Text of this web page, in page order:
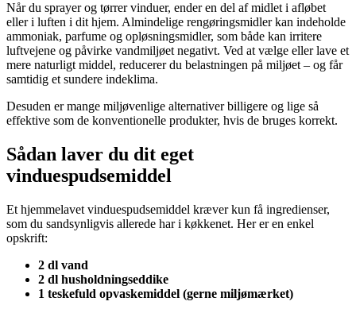
Når du sprayer og tørrer vinduer, ender en del af midlet i afløbet
eller i luften i dit hjem. Almindelige rengøringsmidler kan indeholde
ammoniak, parfume og opløsningsmidler, som både kan irritere
luftvejene og påvirke vandmiljøet negativt. Ved at vælge eller lave et
mere naturligt middel, reducerer du belastningen på miljøet – og får
samtidig et sundere indeklima.
Desuden er mange miljøvenlige alternativer billigere og lige så
effektive som de konventionelle produkter, hvis de bruges korrekt.
Sådan laver du dit eget
vinduespudsemiddel
Et hjemmelavet vinduespudsemiddel kræver kun få ingredienser,
som du sandsynligvis allerede har i køkkenet. Her er en enkel
opskrift:
2 dl vand
2 dl husholdningseddike
1 teskefuld opvaskemiddel (gerne miljømærket)